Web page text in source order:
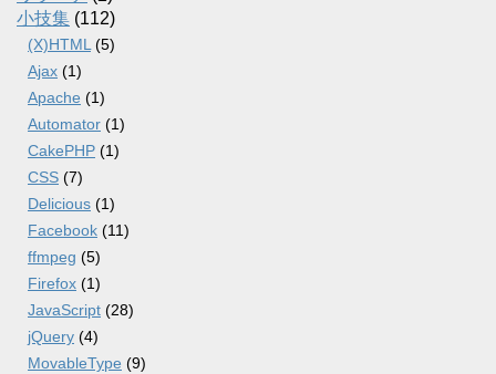
小技集 (112)
(X)HTML(5)
Ajax (1)
Apache (1)
Automator (1)
CakePHP (1)
CSS (7)
Delicious (1)
Facebook (11)
ffmpeg (5)
Firefox (1)
JavaScript (28)
jQuery (4)
MovableType (9)